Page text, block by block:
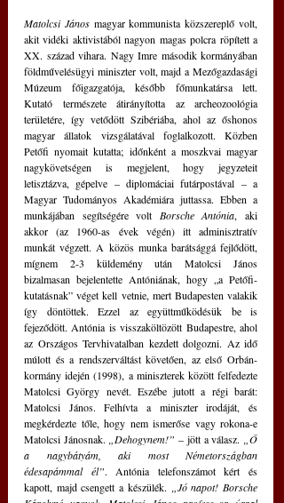
Matolcsi János magyar kommunista közszereplő volt,
akit vidéki aktivistából nagyon magas polcra röpített a
XX. század vihara. Nagy Imre második kormányában
földművelésügyi miniszter volt, majd a Mezőgazdasági
Múzeum főigazgatója, később főmunkatársa lett.
Kutató természete átirányította az archeozoológia
területére, így vetődött Szibériába, ahol az őshonos
magyar állatok vizsgálatával foglalkozott. Közben
Petőfi nyomait kutatta; időnként a moszkvai magyar
nagykövetségen is megjelent, hogy jegyzeteit
letisztázva, gépelve – diplomáciai futárpostával – a
Magyar Tudományos Akadémiára juttassa. Ebben a
munkájában segítségére volt Borsche Antónia, aki
akkor (az 1960-as évek végén) itt adminisztratív
munkát végzett. A közös munka barátsággá fejlődött,
mígnem 2-3 küldemény után Matolcsi János
bizalmasan bejelentette Antóniának, hogy „a Petőfi-
kutatásnak” véget kell vetnie, mert Budapesten valakik
így döntöttek. Ezzel az együttműködésük be is
fejeződött. Antónia is visszaköltözött Budapestre, ahol
az Országos Tervhivatalban kezdett dolgozni. Az idő
múlott és a rendszerváltást követően, az első Orbán-
kormány idején (1998), a miniszterek között felfedezte
Matolcsi György nevét. Eszébe jutott a régi barát:
Matolcsi János. Felhívta a miniszter irodáját, és
megkérdezte tőle, hogy nem ismerőse vagy rokona-e
Matolcsi Jánosnak. „Dehogynem!” – jött a válasz. „Ő
a nagybátyám, aki most Németországban
édesapámmal él”. Antónia telefonszámot kért és
kapott, majd csengett a készülék. „Jó napot! Borsche